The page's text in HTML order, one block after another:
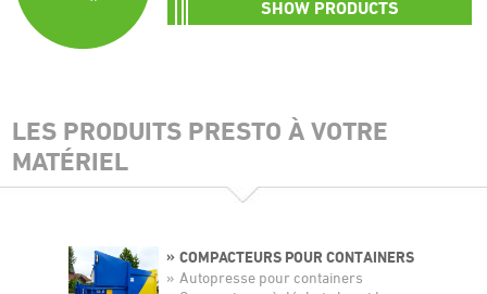
LES PRODUITS PRESTO À VOTRE
MATÉRIEL
COMPACTEURS POUR CONTAINERS
Autopresse pour containers